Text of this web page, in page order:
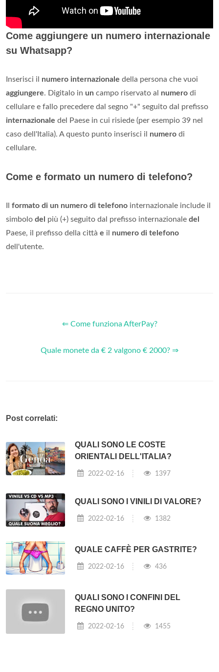
Come aggiungere un numero internazionale
su Whatsapp?
Inserisci il numero internazionale della persona che vuoi
aggiungere. Digitalo in un campo riservato al numero di
cellulare e fallo precedere dal segno "+" seguito dal prefisso
internazionale del Paese in cui risiede (per esempio 39 nel
caso dell'Italia). A questo punto inserisci il numero di
cellulare.
Come e formato un numero di telefono?
Il formato di un numero di telefono internazionale include il
simbolo del più (+) seguito dal prefisso internazionale del
Paese, il prefisso della città e il numero di telefono
dell'utente.
⇐ Come funziona AfterPay?
Quale monete da € 2 valgono € 2000? ⇒
Post correlati:
QUALI SONO LE COSTE
ORIENTALI DELL'ITALIA?
2022-02-16 1397
QUALI SONO I VINILI DI VALORE?
2022-02-16 1382
QUALE CAFFÈ PER GASTRITE?
2022-02-16 436
QUALI SONO I CONFINI DEL
REGNO UNITO?
2022-02-16 1455